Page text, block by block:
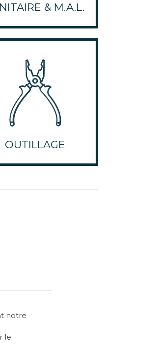
& M.A.L.
OUTILLAGE
notre
le